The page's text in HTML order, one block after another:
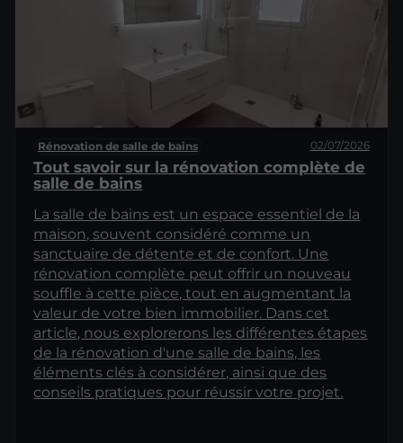
Rénovation de salle de bains 02/07/2026
Tout savoir sur la rénovation complète de
salle de bains
La salle de bains est un espace essentiel de la
maison, souvent considéré comme un
sanctuaire de détente et de confort. Une
rénovation complète peut offrir un nouveau
souffle à cette pièce, tout en augmentant la
valeur de votre bien immobilier. Dans cet
article, nous explorerons les différentes étapes
de la rénovation d'une salle de bains, les
éléments clés à considérer, ainsi que des
conseils pratiques pour réussir votre projet.